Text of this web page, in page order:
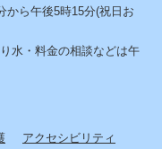
から午後5時15分(祝日お
水・料金の相談などは午
アクセシビリティ